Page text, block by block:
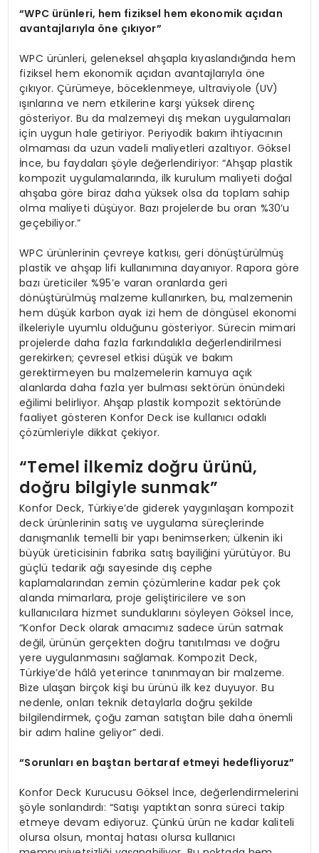
“WPC ürünleri, hem fiziksel hem ekonomik açıdan
avantajlarıyla öne çıkıyor”
WPC ürünleri, geleneksel ahşapla kıyaslandığında hem
fiziksel hem ekonomik açıdan avantajlarıyla öne
çıkıyor. Çürümeye, böceklenmeye, ultraviyole (UV)
ışınlarına ve nem etkilerine karşı yüksek direnç
gösteriyor. Bu da malzemeyi dış mekan uygulamaları
için uygun hale getiriyor. Periyodik bakım ihtiyacının
olmaması da uzun vadeli maliyetleri azaltıyor. Göksel
İnce, bu faydaları şöyle değerlendiriyor: “Ahşap plastik
kompozit uygulamalarında, ilk kurulum maliyeti doğal
ahşaba göre biraz daha yüksek olsa da toplam sahip
olma maliyeti düşüyor. Bazı projelerde bu oran %30’u
geçebiliyor.”
WPC ürünlerinin çevreye katkısı, geri dönüştürülmüş
plastik ve ahşap lifi kullanımına dayanıyor. Rapora göre
bazı üreticiler %95’e varan oranlarda geri
dönüştürülmüş malzeme kullanırken, bu, malzemenin
hem düşük karbon ayak izi hem de döngüsel ekonomi
ilkeleriyle uyumlu olduğunu gösteriyor. Sürecin mimari
projelerde daha fazla farkındalıkla değerlendirilmesi
gerekirken; çevresel etkisi düşük ve bakım
gerektirmeyen bu malzemelerin kamuya açık
alanlarda daha fazla yer bulması sektörün önündeki
eğilimi belirliyor. Ahşap plastik kompozit sektöründe
faaliyet gösteren Konfor Deck ise kullanıcı odaklı
çözümleriyle dikkat çekiyor.
“Temel ilkemiz doğru ürünü,
doğru bilgiyle sunmak”
Konfor Deck, Türkiye’de giderek yaygınlaşan kompozit
deck ürünlerinin satış ve uygulama süreçlerinde
danışmanlık temelli bir yapı benimserken; ülkenin iki
büyük üreticisinin fabrika satış bayiliğini yürütüyor. Bu
güçlü tedarik ağı sayesinde dış cephe
kaplamalarından zemin çözümlerine kadar pek çok
alanda mimarlara, proje geliştiricilere ve son
kullanıcılara hizmet sunduklarını söyleyen Göksel İnce,
“Konfor Deck olarak amacımız sadece ürün satmak
değil, ürünün gerçekten doğru tanıtılması ve doğru
yere uygulanmasını sağlamak. Kompozit Deck,
Türkiye’de hâlâ yeterince tanınmayan bir malzeme.
Bize ulaşan birçok kişi bu ürünü ilk kez duyuyor. Bu
nedenle, onları teknik detaylarla doğru şekilde
bilgilendirmek, çoğu zaman satıştan bile daha önemli
bir adım haline geliyor” dedi.
“Sorunları en baştan bertaraf etmeyi hedefliyoruz”
Konfor Deck Kurucusu Göksel İnce, değerlendirmelerini
şöyle sonlandırdı: “Satışı yaptıktan sonra süreci takip
etmeye devam ediyoruz. Çünkü ürün ne kadar kaliteli
olursa olsun, montaj hatası olursa kullanıcı